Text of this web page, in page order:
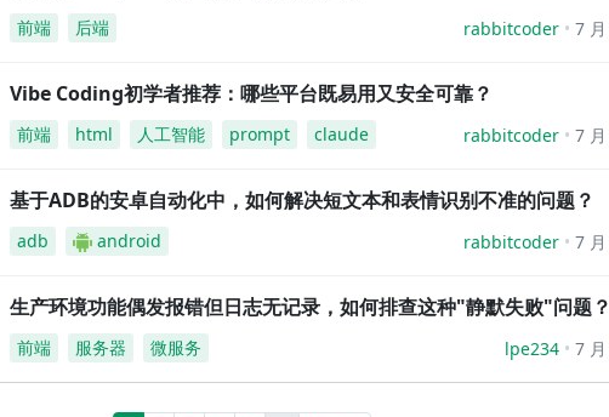
前端 后端 rabbitcoder 7
Vibe Coding初学者推荐：哪些平台既易用又安全可靠？
前端 html 人工智能 prompt claude rabbitcoder 7
基于ADB的安卓自动化中，如何解决短文本和表情识别不准的问题？
adb android rabbitcoder 7
生产环境功能偶发报错但日志无记录，如何排查这种"静默失败"问题？
前端 服务器 微服务 lpe234 7